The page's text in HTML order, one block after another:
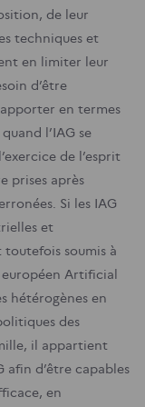
de leur
techniques et
en limiter leur
d’être
en termes
l’IAG se
de l’esprit
prises après
Si les IAG
et
toutefois soumis à
Artificial
hétérogènes en
des
il appartient
afin d’être capables
en